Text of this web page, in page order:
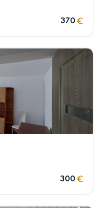
370
300